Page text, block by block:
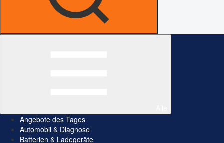
Angebote des Tages
Automobil & Diagnose
Batterien & Ladegeräte